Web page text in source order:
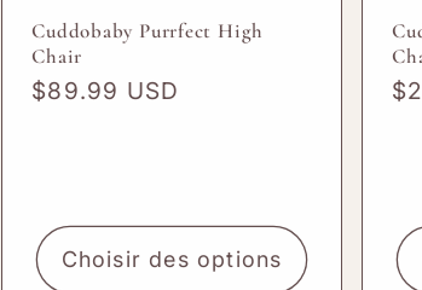
Cuddobaby Purrfect High
Chair
Prix
$89.99 USD
Choisir des options